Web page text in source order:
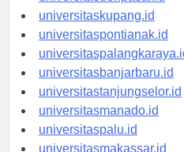
universitasdenpasar.id
universitaskupang.id
universitaspontianak.id
universitaspalangkaraya.id
universitasbanjarbaru.id
universitastanjungselor.id
universitasmanado.id
universitaspalu.id